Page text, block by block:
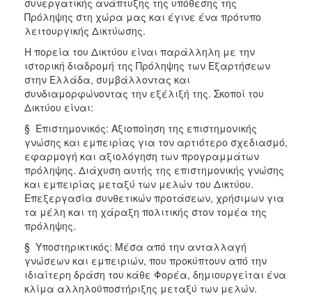
Ιατρείο
Ξενώνας
Γυναικών
Κέντρο
Κοινότητας
Κοινωνικό
Φαρμακείο
Κοινωνικό
Παντοπωλείο
Ισότητα
των
Φύλων
Υγεία
Αυτόματοι
Απινιδωτές
Πρόληψης στη χώρα μας και έγινε ένα πρότυπο
λειτουργικής Δικτύωσης.
Η πορεία του Δικτύου είναι παράλληλη με την
ιστορική διαδρομή της Πρόληψης των Εξαρτήσεων
στην Ελλάδα, συμβάλλοντας και
συνδιαμορφώνοντας την εξέλιξή της. Σκοποί του
Δικτύου είναι:
§ Επιστημονικός: Αξιοποίηση της επιστημονικής
γνώσης και εμπειρίας για τον αρτιότερο σχεδιασμό,
εφαρμογή και αξιολόγηση των προγραμμάτων
πρόληψης. Διάχυση αυτής της επιστημονικής γνώσης
και εμπειρίας μεταξύ των μελών του Δικτύου.
Επεξεργασία συνθετικών προτάσεων, χρήσιμων για
τα μέλη και τη χάραξη πολιτικής στον τομέα της
πρόληψης.
§ Υποστηρικτικός: Μέσα από την ανταλλαγή
γνώσεων και εμπειριών, που προκύπτουν από την
ιδιαίτερη δράση του κάθε Φορέα, δημιουργείται ένα
κλίμα αλληλοϋποστήριξης μεταξύ των μελών.